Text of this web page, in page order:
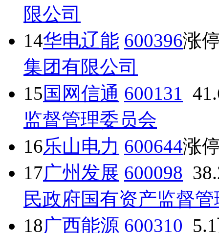
限公司
14华电辽能 600396涨
集团有限公司
15国网信通 600131
监督管理委员会
16乐山电力 600644涨
17广州发展 600098
民政府国有资产监督
18广西能源 600310